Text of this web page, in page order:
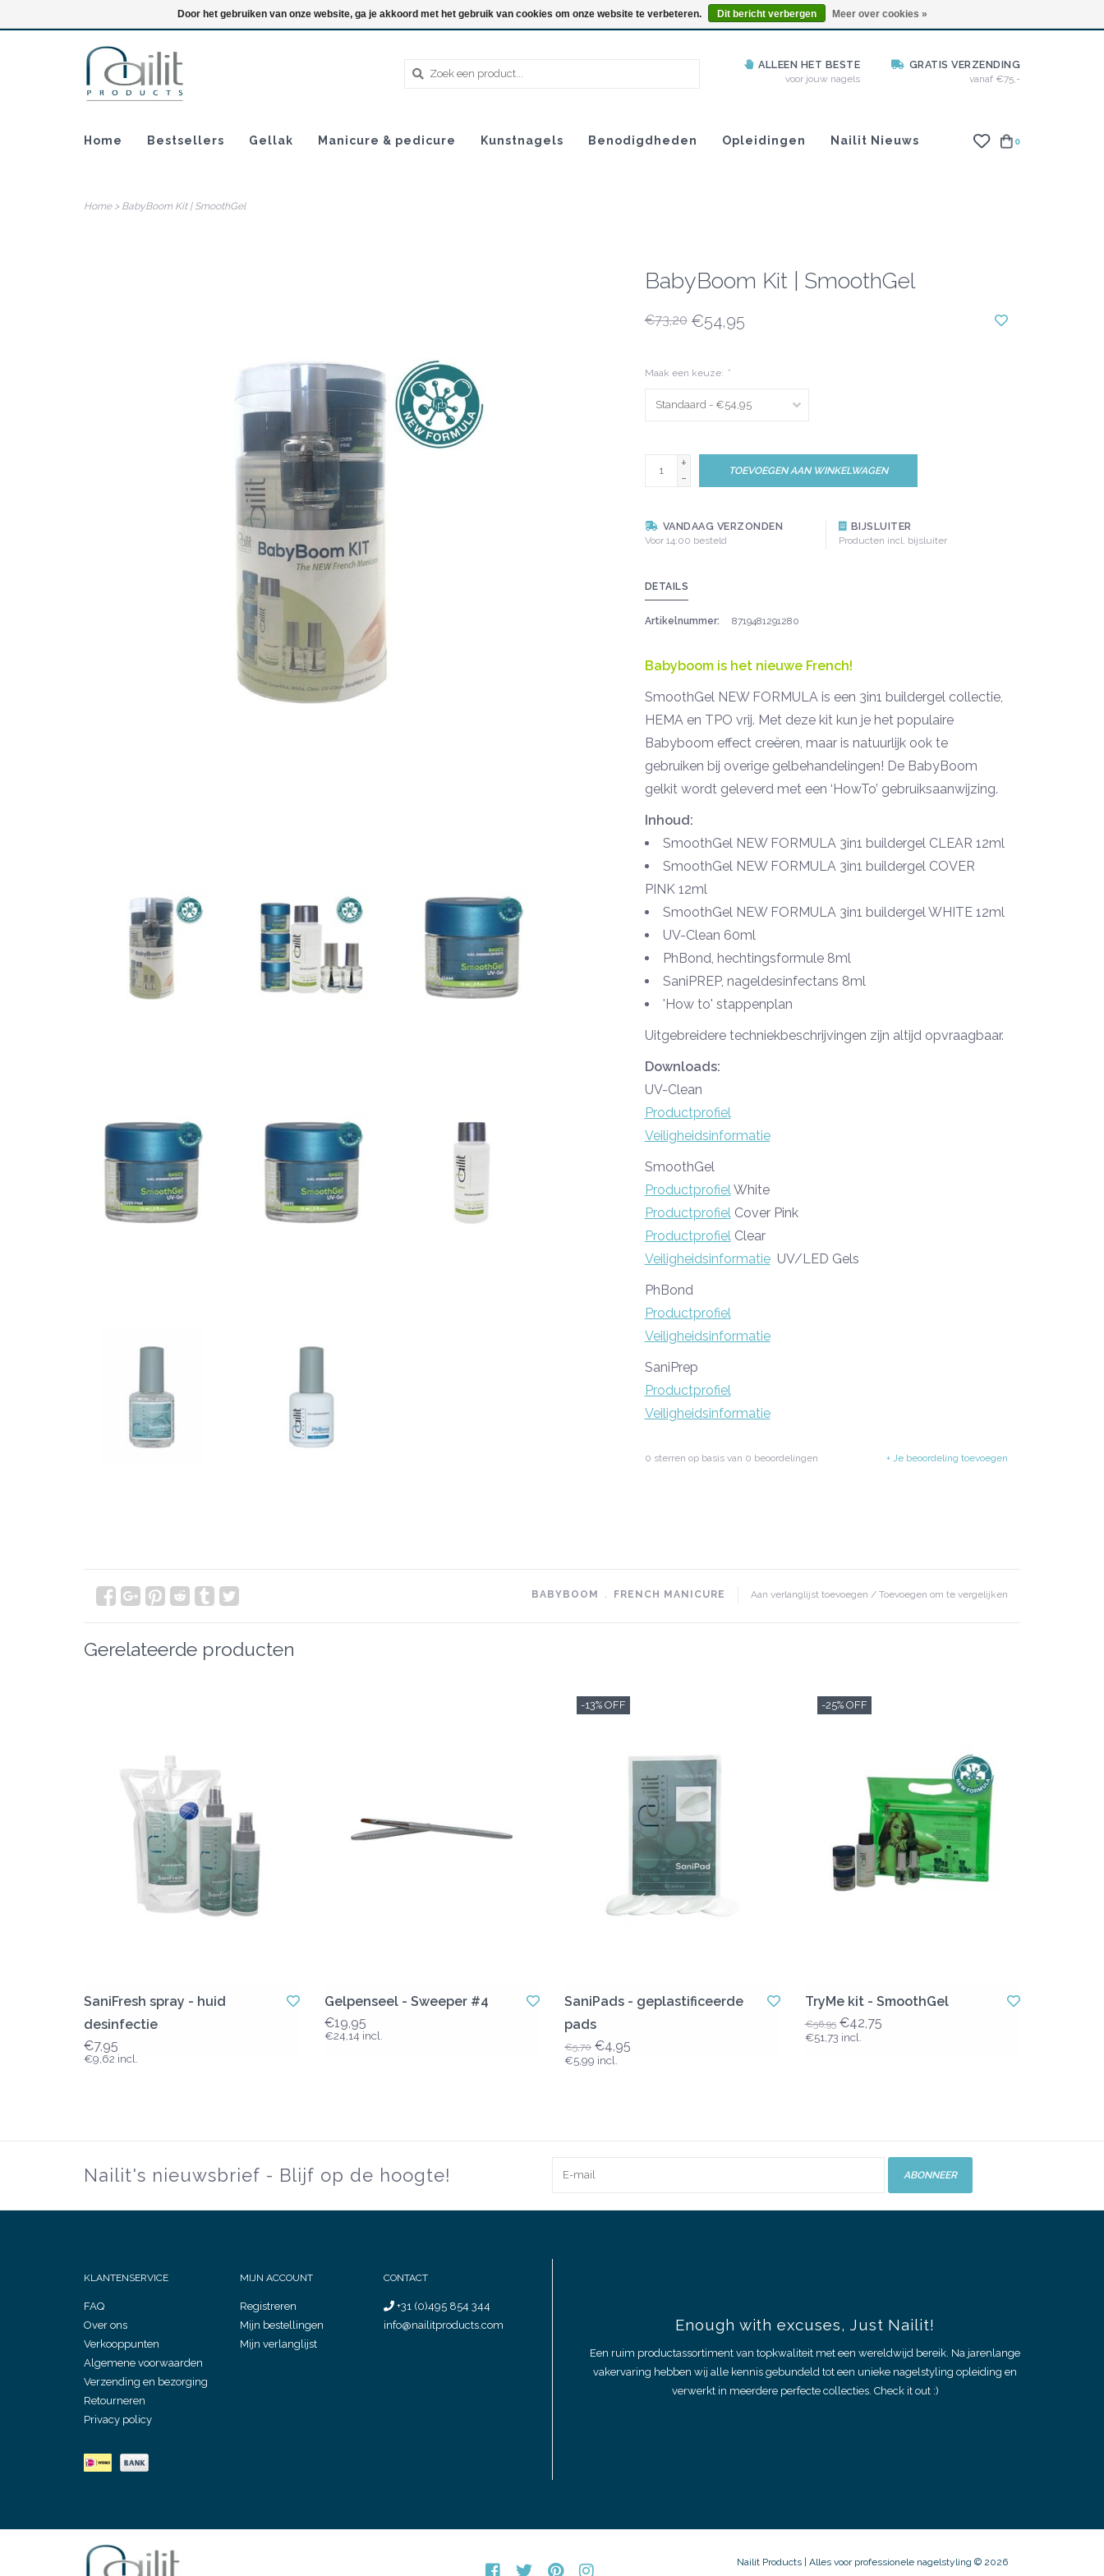
info@nailitproducts.com
ALLEEN HET BESTE
voor jouw nagels
GRATIS VERZENDING
vanaf €75,-
Home Bestsellers Gellak Manicure & pedicure Kunstnagels Benodigdheden Opleidingen Nailit Nieuws 0
Home> BabyBoom Kit | SmoothGel
BabyBoom Kit | SmoothGel
€73,20 €54,95
Maak een keuze: *
+
-
TOEVOEGEN AAN WINKELWAGEN
VANDAAG VERZONDEN
Voor 14:00 besteld
BIJSLUITER
Producten incl. bijsluiter
DETAILS
Artikelnummer: 8719481291280
Babyboom is het nieuwe French!
SmoothGel NEW FORMULA is een 3in1 buildergel collectie,
HEMA en TPO vrij. Met deze kit kun je het populaire
Babyboom effect creëren, maar is natuurlijk ook te
gebruiken bij overige gelbehandelingen! De BabyBoom
gelkit wordt geleverd met een ‘HowTo’ gebruiksaanwijzing.
Inhoud:
SmoothGel NEW FORMULA 3in1 buildergel CLEAR 12ml
SmoothGel NEW FORMULA 3in1 buildergel COVER
PINK 12ml
SmoothGel NEW FORMULA 3in1 buildergel WHITE 12ml
UV-Clean 60ml
PhBond, hechtingsformule 8ml
SaniPREP, nageldesinfectans 8ml
'How to' stappenplan
Uitgebreidere techniekbeschrijvingen zijn altijd opvraagbaar.
Downloads:
UV-Clean
Productprofiel
Veiligheidsinformatie
SmoothGel
Productprofiel White
Productprofiel Cover Pink
Productprofiel Clear
VeiligheidsinformatieUV/LED Gels
PhBond
Productprofiel
Veiligheidsinformatie
SaniPrep
Productprofiel
Veiligheidsinformatie
+ Je beoordeling toevoegen
0 sterren op basis van 0 beoordelingen
Aan verlanglijst toevoegen / Toevoegen om te vergelijken
BABYBOOM FRENCH MANICURE
Gerelateerde producten
SaniFresh spray - huid
desinfectie
€7,95
€9,62 incl.
Gelpenseel - Sweeper #4
€19,95
€24,14 incl.
-13% OFF
SaniPads - geplastificeerde
pads
€5,70 €4,95
€5,99 incl.
-25% OFF
TryMe kit - SmoothGel
€56,95€42,75
€51,73 incl.
Nailit's nieuwsbrief - Blijf op de hoogte! ABONNEER
KLANTENSERVICE
FAQ
Over ons
Verkooppunten
Algemene voorwaarden
Verzending en bezorging
Retourneren
Privacy policy
MIJN ACCOUNT
Registreren
Mijn bestellingen
Mijn verlanglijst
CONTACT
+31 (0)495 854 344
info@nailitproducts.com
Enough with excuses, Just Nailit!
Een ruim productassortiment van topkwaliteit met een wereldwijd bereik. Na jarenlange
vakervaring hebben wij alle kennis gebundeld tot een unieke nagelstyling opleiding en
verwerkt in meerdere perfecte collecties. Check it out :)
Nailit Products | Alles voor professionele nagelstyling © 2026
Door het gebruiken van onze website, ga je akkoord met het gebruik van cookies om onze website te verbeteren. Dit bericht verbergen Meer over cookies »